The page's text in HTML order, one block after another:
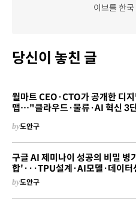
이브를 한
당신이 놓친 글
월마트 CEO·CTO가 공개한 디
맵…"클라우드·물류·AI 혁신 3
by도안구
구글 AI 제미나이 성공의 비밀 병
합'···TPU설계·AI모델·데이터
by도안구